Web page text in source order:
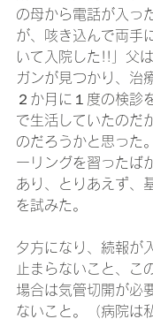
の母から電話が入っ
が、咳き込んで両手
いて入院した!!」父
ガンが見つかり、治
２か月に１度の検診
で生活していたのだ
のだろうかと思った
ーリングを習ったば
あり、とりあえず、
を試みた。
夕方になり、続報が
止まらないこと、こ
場合は気管切開が必
ないこと。（病院は